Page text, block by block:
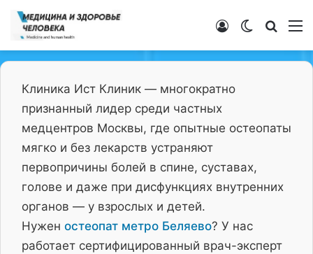
Switch skin
Войти
Клиника Ист Клиник — многократно
признанный лидер среди частных
медцентров Москвы, где опытные остеопаты
мягко и без лекарств устраняют
первопричины болей в спине, суставах,
голове и даже при дисфункциях внутренних
органов — у взрослых и детей.
Нужен остеопат метро Беляево? У нас
работает сертифицированный врач-эксперт